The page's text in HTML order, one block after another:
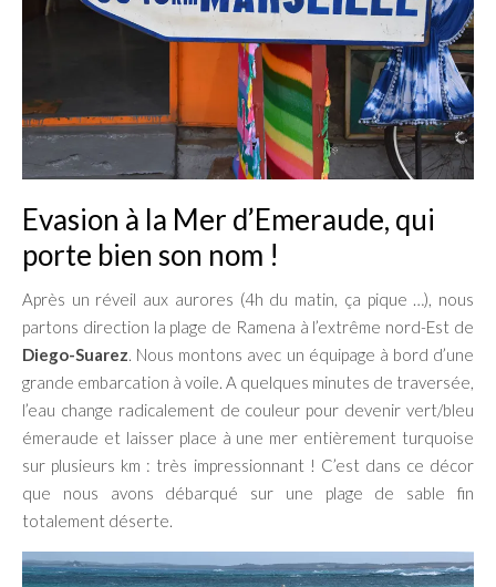
Evasion à la Mer d’Emeraude, qui
porte bien son nom !
Après un réveil aux aurores (4h du matin, ça pique …), nous
partons direction la plage de Ramena à l’extrême nord-Est de
Diego-Suarez. Nous montons avec un équipage à bord d’une
grande embarcation à voile. A quelques minutes de traversée,
l’eau change radicalement de couleur pour devenir vert/bleu
émeraude et laisser place à une mer entièrement turquoise
sur plusieurs km : très impressionnant ! C’est dans ce décor
que nous avons débarqué sur une plage de sable fin
totalement déserte.